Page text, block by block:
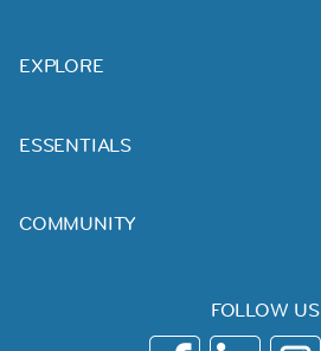
EXPLORE
ESSENTIALS
COMMUNITY
FOLLOW US